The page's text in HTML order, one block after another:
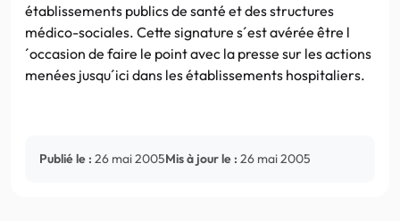
établissements publics de santé et des structures
médico-sociales. Cette signature s´est avérée être l
´occasion de faire le point avec la presse sur les actions
menées jusqu´ici dans les établissements hospitaliers.
Publié le : 26 mai 2005Mis à jour le : 26 mai 2005